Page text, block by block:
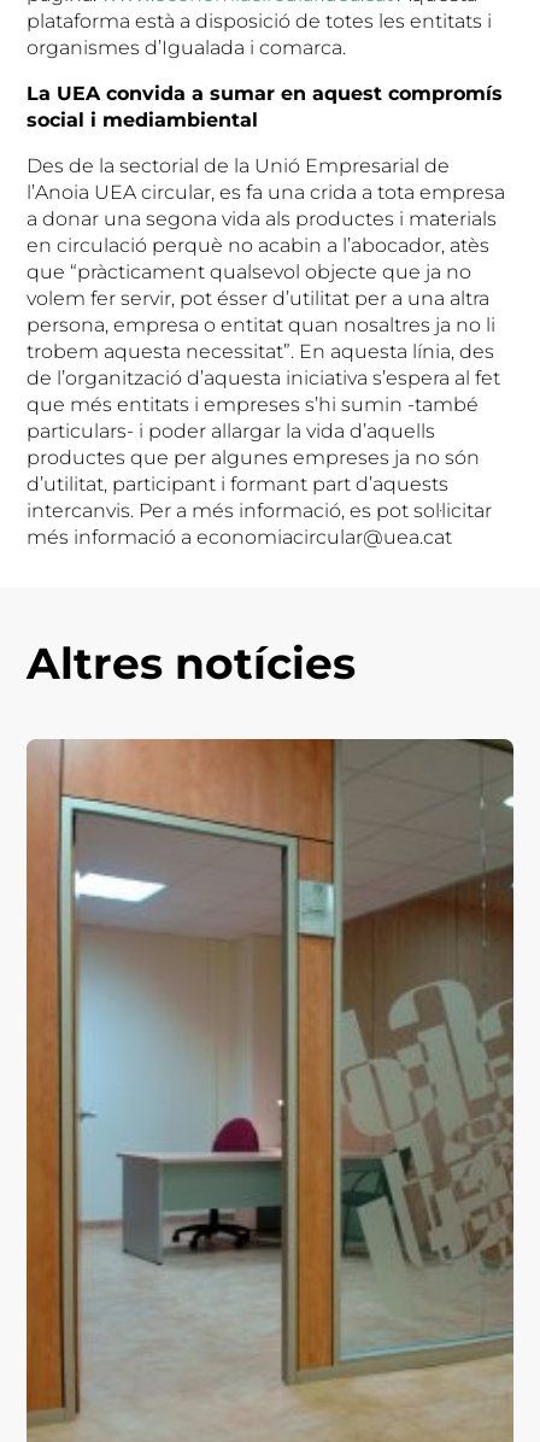
plataforma està a disposició de totes les entitats i
organismes d’Igualada i comarca.
La UEA convida a sumar en aquest compromís
social i mediambiental
Des de la sectorial de la Unió Empresarial de
l’Anoia UEA circular, es fa una crida a tota empresa
a donar una segona vida als productes i materials
en circulació perquè no acabin a l’abocador, atès
que “pràcticament qualsevol objecte que ja no
volem fer servir, pot ésser d’utilitat per a una altra
persona, empresa o entitat quan nosaltres ja no li
trobem aquesta necessitat”. En aquesta línia, des
de l’organització d’aquesta iniciativa s’espera al fet
que més entitats i empreses s’hi sumin -també
particulars- i poder allargar la vida d’aquells
productes que per algunes empreses ja no són
d’utilitat, participant i formant part d’aquests
intercanvis. Per a més informació, es pot sol·licitar
més informació a economiacircular@uea.cat
Altres notícies